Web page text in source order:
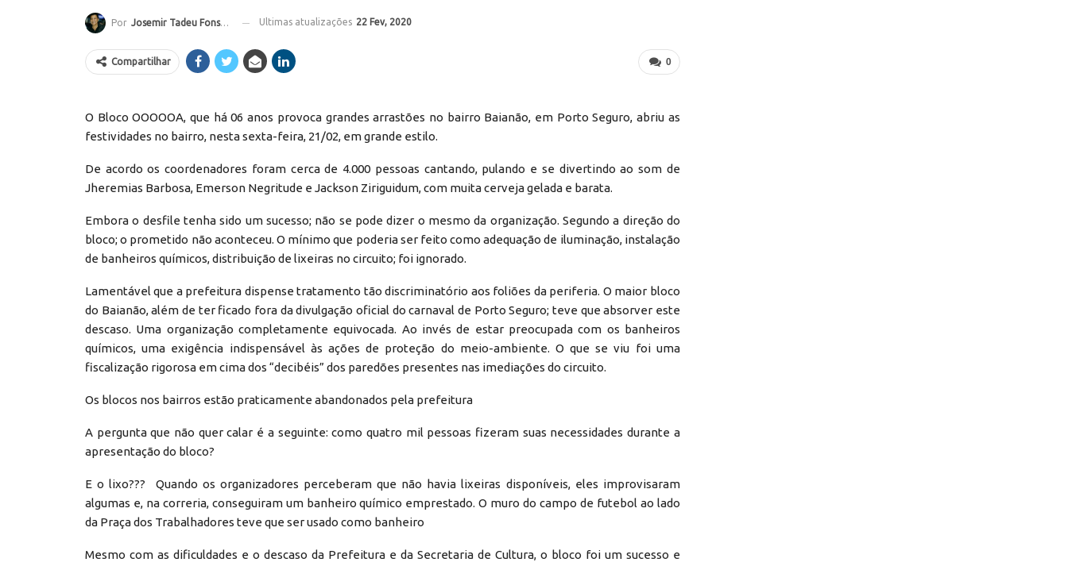
Por Josemir Tadeu Fonseca Ultimas atualizações 22 Fev, 2020
0
Compartilhar
O Bloco OOOOOA, que há 06 anos provoca grandes arrastões no bairro Baianão, em Porto Seguro, abriu as
festividades no bairro, nesta sexta-feira, 21/02, em grande estilo.
De acordo os coordenadores foram cerca de 4.000 pessoas cantando, pulando e se divertindo ao som de
Jheremias Barbosa, Emerson Negritude e Jackson Ziriguidum, com muita cerveja gelada e barata.
Embora o desfile tenha sido um sucesso; não se pode dizer o mesmo da organização. Segundo a direção do
bloco; o prometido não aconteceu. O mínimo que poderia ser feito como adequação de iluminação, instalação
de banheiros químicos, distribuição de lixeiras no circuito; foi ignorado.
Lamentável que a prefeitura dispense tratamento tão discriminatório aos foliões da periferia. O maior bloco
do Baianão, além de ter ficado fora da divulgação oficial do carnaval de Porto Seguro; teve que absorver este
descaso. Uma organização completamente equivocada. Ao invés de estar preocupada com os banheiros
químicos, uma exigência indispensável às ações de proteção do meio-ambiente. O que se viu foi uma
fiscalização rigorosa em cima dos “decibéis” dos paredões presentes nas imediações do circuito.
Os blocos nos bairros estão praticamente abandonados pela prefeitura
A pergunta que não quer calar é a seguinte: como quatro mil pessoas fizeram suas necessidades durante a
apresentação do bloco?
E o lixo??? Quando os organizadores perceberam que não havia lixeiras disponíveis, eles improvisaram
algumas e, na correria, conseguiram um banheiro químico emprestado. O muro do campo de futebol ao lado
da Praça dos Trabalhadores teve que ser usado como banheiro
Mesmo com as dificuldades e o descaso da Prefeitura e da Secretaria de Cultura, o bloco foi um sucesso e